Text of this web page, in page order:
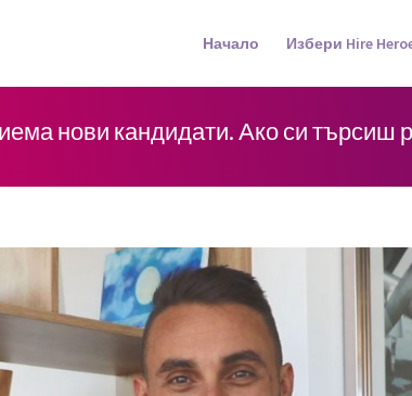
Начало Избери Hire
нови кандидати. Ако си търсиш